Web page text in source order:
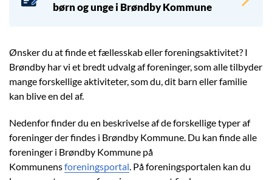
børn og unge i Brøndby Kommune
Ønsker du at finde et fællesskab eller foreningsaktivitet? I
Brøndby har vi et bredt udvalg af foreninger, som alle tilbyder
mange forskellige aktiviteter, som du, dit barn eller familie
kan blive en del af.
Nedenfor finder du en beskrivelse af de forskellige typer af
foreninger der findes i Brøndby Kommune. Du kan finde alle
foreninger i Brøndby Kommune på
Kommunensforeningsportal. På foreningsportalen kan du